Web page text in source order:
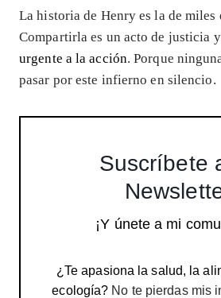
La historia de Henry es la de miles
Compartirla es un acto de justicia
urgente a la acción. Porque
pasar por este infierno en silencio.
Suscríbete
¡Y únete a mi
¿Te apasiona la salud, la
ecología? No te pierdas mis